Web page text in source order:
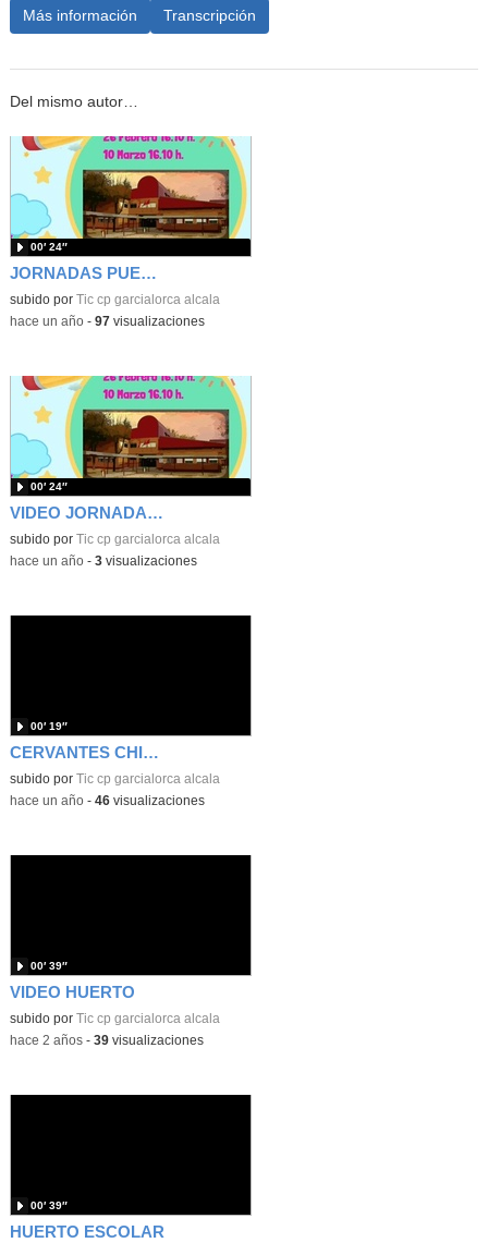
Más información Transcripción
Del mismo autor…
JORNADAS PUERTAS ABIERTAS 2025
subido por Tic cp garcialorca alcala
00′ 24″
-hace un año- 97visualizaciones
VIDEO JORNADAS PUERTAS ABIERTAS
subido por Tic cp garcialorca alcala
00′ 24″
-hace un año- 3visualizaciones
CERVANTES CHICO 2024
subido por Tic cp garcialorca alcala
00′ 19″
-hace un año- 46visualizaciones
VIDEO HUERTO
subido por Tic cp garcialorca alcala
00′ 39″
-hace 2 años- 39visualizaciones
HUERTO ESCOLAR
00′ 39″